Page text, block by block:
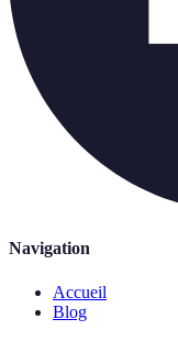
Navigation
Accueil
Blog